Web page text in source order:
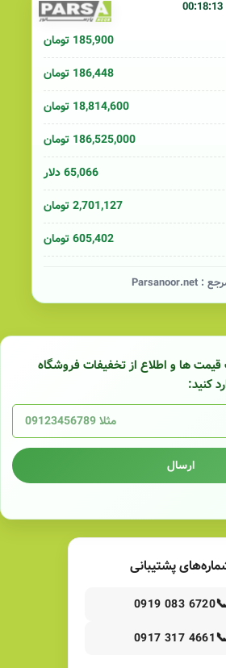
185,900 تومان
186,448 تومان
18,814,600 تومان
186,525,000 تومان
65,066 دلار
2,701,127 تومان
605,402 تومان
:
Parsanoor.net
ها و اطلاع از تخفیفات فروشگاه
کنید:
ارسال
پشتیبانی
📞
0919 083 6720
📞
0917 317 4661